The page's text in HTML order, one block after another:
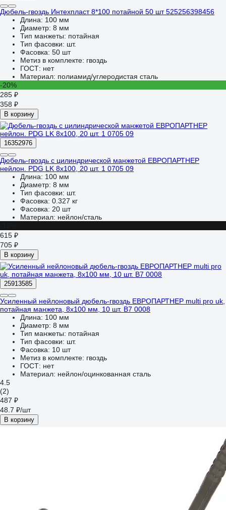
Дюбель-гвоздь Интехпласт 8*100 потайной 50 шт 525256398456
Длина: 100 мм
Диаметр: 8 мм
Тип манжеты: потайная
Тип фасовки: шт.
Фасовка: 50 шт
Метиз в комплекте: гвоздь
ГОСТ: нет
Материал: полиамид/углеродистая сталь
-20%
285 ₽
358 ₽
В корзину
16352976
Дюбель-гвоздь с цилиндрической манжетой ЕВРОПАРТНЕР
нейлон. PDG LK 8х100, 20 шт. 1 0705 09
Длина: 100 мм
Диаметр: 8 мм
Тип фасовки: шт.
Фасовка: 0.327 кг
Фасовка: 20 шт
Материал: нейлон/сталь
615 ₽
705 ₽
В корзину
25913585
Усиленный нейлоновый дюбель-гвоздь ЕВРОПАРТНЕР multi pro uk,
потайная манжета, 8x100 мм, 10 шт. B7 0008
Длина: 100 мм
Диаметр: 8 мм
Тип манжеты: потайная
Тип фасовки: шт.
Фасовка: 10 шт
Метиз в комплекте: гвоздь
ГОСТ: нет
Материал: нейлон/оцинкованная сталь
4.5
(2)
487 ₽
48.7 ₽/шт
В корзину